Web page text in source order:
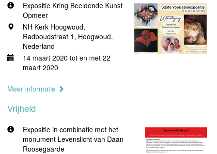
Expositie Kring Beeldende Kunst
Opmeer
NH Kerk Hoogwoud,
Radboudstraat 1, Hoogwoud,
Nederland
14 maart 2020 tot en met 22
maart 2020
Meer informatie
Vrijheid
Expositie in combinatie met het
monument Levenslicht van Daan
Roosegaarde